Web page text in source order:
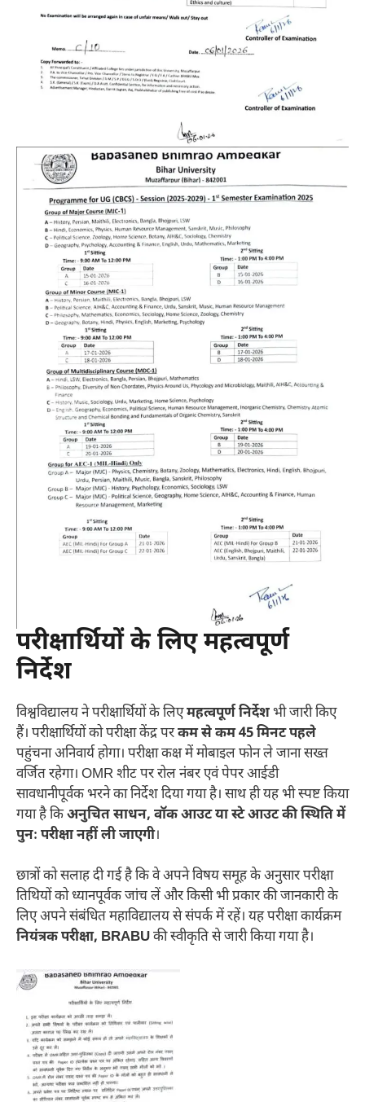
परीक्षार्थियों के लिए महत्वपूर्ण
निर्देश
विश्वविद्यालय ने परीक्षार्थियों के लिएमहत्वपूर्ण निर्देशभी जारी किए
हैं। परीक्षार्थियों को परीक्षा केंद्र परकम से कम 45 मिनट पहले
पहुंचना अनिवार्य होगा। परीक्षा कक्ष में मोबाइल फोन ले जाना सख्त
वर्जित रहेगा। OMR शीट पर रोल नंबर एवं पेपर आईडी
सावधानीपूर्वक भरने का निर्देश दिया गया है। साथ ही यह भी स्पष्ट किया
गया है किअनुचित साधन, वॉक आउट या स्टे आउट की स्थिति में
पुनः परीक्षा नहीं ली जाएगी।
छात्रों को सलाह दी गई है कि वे अपने विषय समूह के अनुसार परीक्षा
तिथियों को ध्यानपूर्वक जांच लें और किसी भी प्रकार की जानकारी के
लिए अपने संबंधित महाविद्यालय से संपर्क में रहें। यह परीक्षा कार्यक्रम
नियंत्रक परीक्षा, BRABUकी स्वीकृति से जारी किया गया है।